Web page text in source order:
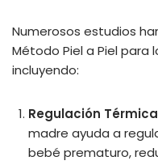
Numerosos estudios
Método Piel a Piel para
incluyendo:
Regulación
madre ayuda a
bebé prematuro,